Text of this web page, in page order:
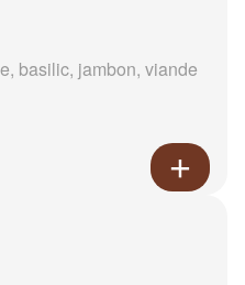
basilic, jambon, viande